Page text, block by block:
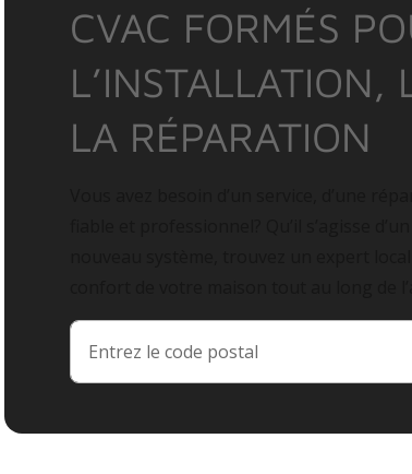
CVAC FORMÉS
L’INSTALLATION,
LA RÉPARATION